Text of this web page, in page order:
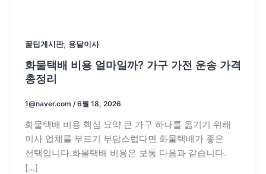
꿀팁게시판, 용달이사
화물택배 비용 얼마일까? 가구 가전 운송 가격
총정리
1@naver.com /6월 18, 2026
화물택배 비용 핵심 요약 큰 가구 하나를 옮기기 위해
이사 업체를 부르기 부담스럽다면 화물택배가 좋은
선택입니다.화물택배 비용은 보통 다음과 같습니다.
[…]